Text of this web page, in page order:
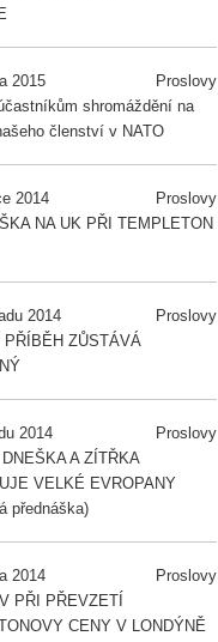
2015
Proslovy
shromáždění na
členství v NATO
2014
Proslovy
NA UK PŘI TEMPLETON
2014
Proslovy
ZŮSTÁVÁ
2014
Proslovy
A ZÍTŘKA
VELKÉ EVROPANY
přednáška)
2014
Proslovy
PŘI PŘEVZETÍ
CENY V LONDÝNĚ